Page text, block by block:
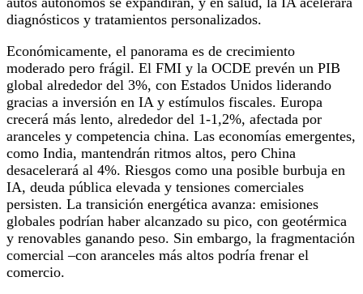
diagnósticos y tratamientos personalizados.
Económicamente, el panorama es de crecimiento
moderado pero frágil. El FMI y la OCDE prevén un PIB
global alrededor del 3%, con Estados Unidos liderando
gracias a inversión en IA y estímulos fiscales. Europa
crecerá más lento, alrededor del 1-1,2%, afectada por
aranceles y competencia china. Las economías emergentes,
como India, mantendrán ritmos altos, pero China
desacelerará al 4%. Riesgos como una posible burbuja en
IA, deuda pública elevada y tensiones comerciales
persisten. La transición energética avanza: emisiones
globales podrían haber alcanzado su pico, con geotérmica
y renovables ganando peso. Sin embargo, la fragmentación
comercial –con aranceles más altos podría frenar el
comercio.